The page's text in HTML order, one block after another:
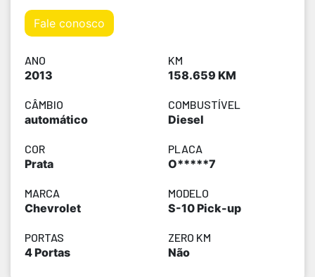
Fale conosco
ANO
2013
KM
158.659 KM
CÂMBIO
automático
COMBUSTÍVEL
Diesel
COR
Prata
PLACA
O*****7
MARCA
Chevrolet
MODELO
S-10 Pick-up
PORTAS
4 Portas
ZERO KM
Não